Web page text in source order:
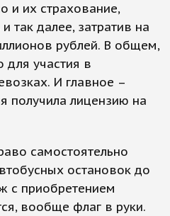
и их страхование,
так далее, затратив на
рублей. В общем,
для участия в
И главное –
получила лицензию на
самостоятельно
остановок до
с приобретением
вообще флаг в руки.